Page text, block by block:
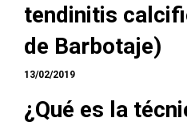
tendinitis
de Barbotaje)
13/02/2019
¿Qué es la